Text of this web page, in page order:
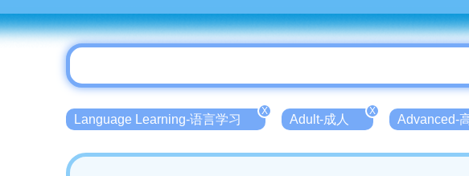
Language Learning-语言学习
X
Adult-成人
X
Advanced-